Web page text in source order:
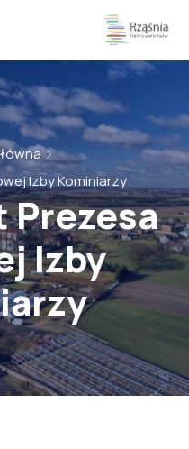
Izby Kominiarzy
Prezesa
Izby